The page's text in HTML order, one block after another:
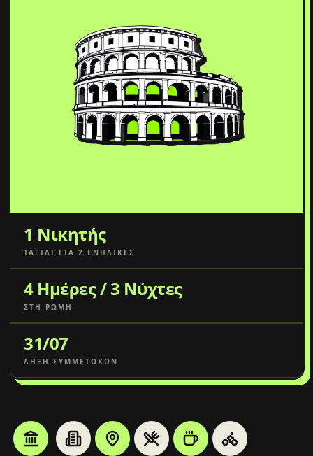
1 Νικητής
ΤΑΞΊΔΙ ΓΙΑ 2 ΕΝΉΛΙΚΕΣ
4 Ημέρες / 3 Νύχτες
ΣΤΗ ΡΏΜΗ
31/07
ΛΉΞΗ ΣΥΜΜΕΤΟΧΏΝ